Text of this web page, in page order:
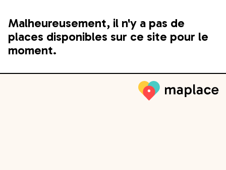
Malheureusement, il n'y a pas de
places disponibles sur ce site pour le
moment.